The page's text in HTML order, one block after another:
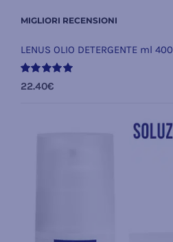
MIGLIORI RECENSIONI
LENUS OLIO DETERGENTE ml 400
Valutato
22.40€